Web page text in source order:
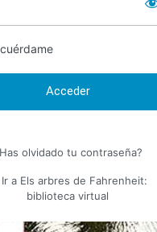
olvidado tu contraseña?
a Els arbres de Fahrenheit:
biblioteca virtual